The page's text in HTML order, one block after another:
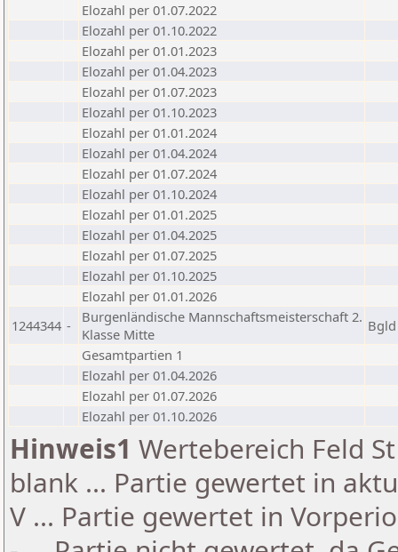
Elozahl per 01.07.2022
Elozahl per 01.10.2022
Elozahl per 01.01.2023
Elozahl per 01.04.2023
Elozahl per 01.07.2023
Elozahl per 01.10.2023
Elozahl per 01.01.2024
Elozahl per 01.04.2024
Elozahl per 01.07.2024
Elozahl per 01.10.2024
Elozahl per 01.01.2025
Elozahl per 01.04.2025
Elozahl per 01.07.2025
Elozahl per 01.10.2025
Elozahl per 01.01.2026
1244344 -
Burgenländische Mannschaftsmeisterschaft 2.
Klasse Mitte
Bgld
Gesamtpartien 1
Elozahl per 01.04.2026
Elozahl per 01.07.2026
Elozahl per 01.10.2026
Hinweis1 Wertebereich Feld
blank ... Partie gewertet in
V ... Partie gewertet in